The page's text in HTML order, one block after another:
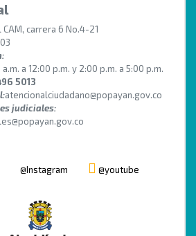
CAM, carrera 6 No.4-21
a 12:00 p.m. y 2:00 p.m. a 5:00 p.m.
5013
atencionalciudadano@popayan.gov.co
judiciales:
@Instagram @youtube